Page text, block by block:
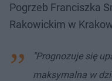
Pogrzeb Franciszka
Rakowickim w
"Prognozuje się
maksymalna w